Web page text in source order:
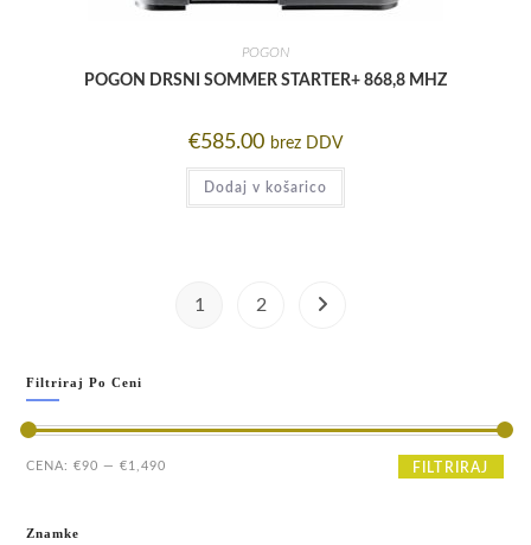
POGON
POGON DRSNI SOMMER STARTER+ 868,8 MHZ
€585.00 brez DDV
Dodaj v košarico
1 2
Filtriraj Po Ceni
Min
Max
FILTRIRAJ
CENA:€90 —€1,490
Znamke